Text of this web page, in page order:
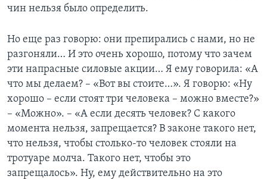
чин нельзя было определить.
Но еще раз говорю: они препирались с нами, но не
разгоняли… И это очень хорошо, потому что зачем
эти напрасные силовые акции… Я ему говорила: «А
что мы делаем? – «Вот вы стоите…». Я говорю: «Ну
хорошо – если стоят три человека – можно вместе?»
– «Можно». – «А если десять человек? С какого
момента нельзя, запрещается? В законе такого нет,
что нельзя, чтобы столько-то человек стояли на
тротуаре молча. Такого нет, чтобы это
запрещалось». Ну, ему действительно на это